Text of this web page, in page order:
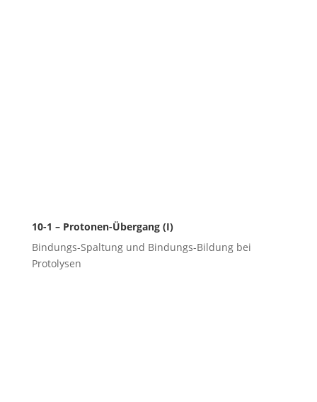
10-1 – Protonen-Übergang (I)
Bindungs-Spaltung und Bindungs-Bildung bei
Protolysen